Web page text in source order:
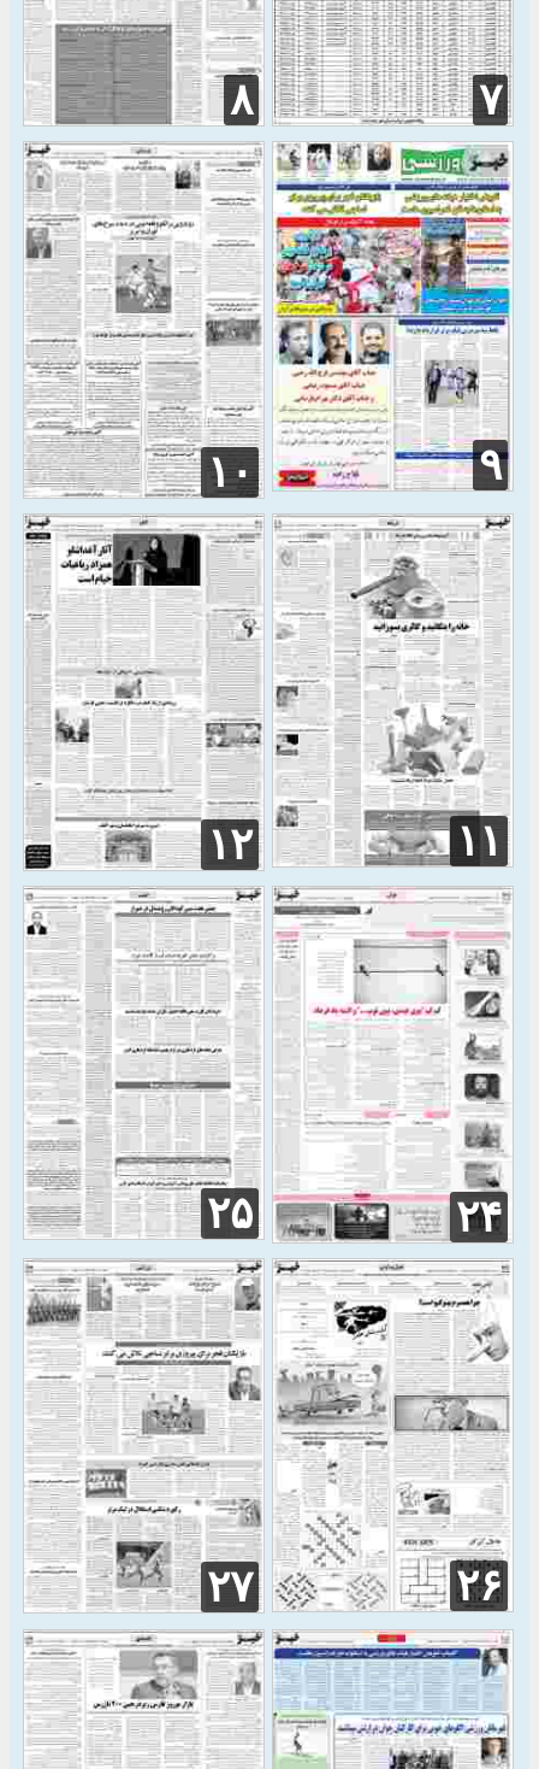
۷ ۸
۹ ۱۰
۱۱ ۱۲
۲۴ ۲۵
۲۶ ۲۷